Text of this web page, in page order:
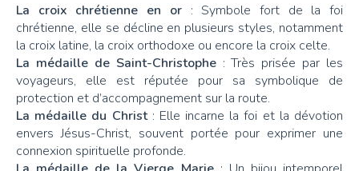
La croix chrétienne en or: Symbole fort de la foi
chrétienne, elle se décline en plusieurs styles, notamment
la croix latine, la croix orthodoxe ou encore la croix celte.
La médaille de Saint-Christophe: Très prisée par les
voyageurs, elle est réputée pour sa symbolique de
protection et d’accompagnement sur la route.
La médaille du Christ: Elle incarne la foi et la dévotion
envers Jésus-Christ, souvent portée pour exprimer une
connexion spirituelle profonde.